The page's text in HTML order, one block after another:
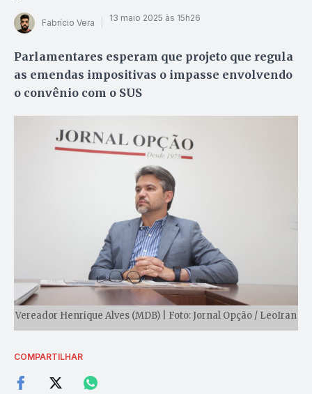
Fabrício Vera 13 maio 2025 às 15h26
Parlamentares esperam que projeto que regula
as emendas impositivas o impasse envolvendo
o convênio com o SUS
Vereador Henrique Alves (MDB) | Foto: Jornal Opção / LeoIran
COMPARTILHAR